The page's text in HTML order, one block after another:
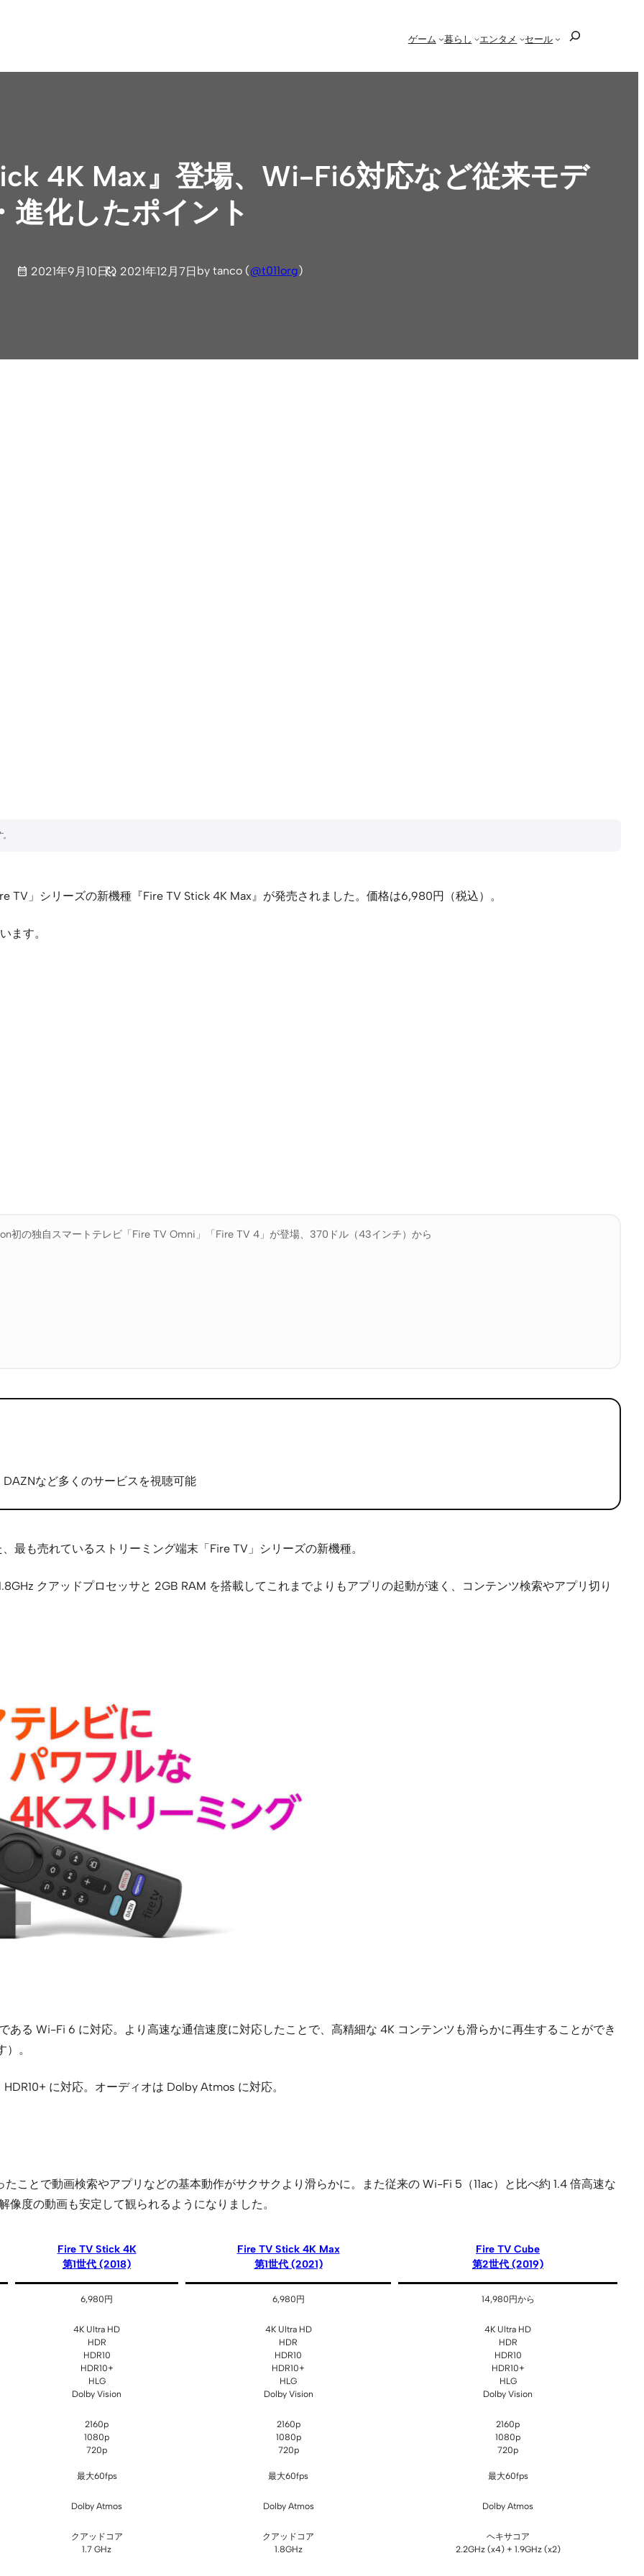
ゲーム 暮らし エンタメ セール
4K Max』登場、Wi-Fi6対応など従来モデ
進化したポイント
2021年9月10日 2021年12月7日 by tanco (@t011org)
TV」シリーズの新機種『Fire TV Stick 4K Max』が発売されました。価格は6,980円（税込）。
ます。
初の独自スマートテレビ「Fire TV Omni」「Fire TV 4」が登場、370ドル（43インチ）から
など多くのサービスを視聴可能
最も売れているストリーミング端末「Fire TV」シリーズの新機種。
クアッドプロセッサと 2GB RAM を搭載してこれまでよりもアプリの起動が速く、コンテンツ検索やアプリ切り
る Wi-Fi 6 に対応。より高速な通信速度に対応したことで、高精細な 4K コンテンツも滑らかに再生することができ
。
に対応。オーディオは Dolby Atmos に対応。
ことで動画検索やアプリなどの基本動作がサクサクより滑らかに。また従来の Wi-Fi 5（11ac）と比べ約 1.4 倍高速な
度の動画も安定して観られるようになりました。
Fire TV Stick 4K
第1世代 (2018)
Fire TV Stick 4K Max
第1世代 (2021)
Fire TV Cube
第2世代 (2019)
6,980円 6,980円 14,980円から
4K Ultra HD
HDR
HDR10
HDR10+
HLG
Dolby Vision
4K Ultra HD
HDR
HDR10
HDR10+
HLG
Dolby Vision
4K Ultra HD
HDR
HDR10
HDR10+
HLG
Dolby Vision
2160p
1080p
720p
最大60fps
2160p
1080p
720p
最大60fps
2160p
1080p
720p
最大60fps
Dolby Atmos Dolby Atmos Dolby Atmos
クアッドコア
1.7 GHz
クアッドコア
1.8GHz
ヘキサコア
2.2GHz (x4) + 1.9GHz (x2)